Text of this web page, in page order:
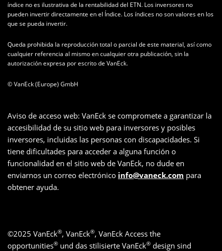
índice no es ilustrativa de la rentabilidad del ETN. Los inversores no
pueden invertir directamente en el Índice. Los índices no son valores en los
que se pueda invertir.
Queda prohibida la reproducción total o parcial de este material, así como
cualquier referencia al mismo en cualquier otra publicación, sin la
autorización expresa por escrito de VanEck.
© VanEck (Europe) GmbH
Aviso de acceso web: VanEck se compromete a garantizar la
accesibilidad de su sitio web para inversores y posibles
inversores, incluidas las personas con discapacidades. Si
tiene dificultades para acceder a alguna función o
funcionalidad en el sitio web de VanEck, no dude en
enviarnos un correo electrónico info@vaneck.com para
obtener ayuda.
©2025 VanEck®, VanEck®, VanEck Access the
opportunities® und das stilisierte VanEck® design sind